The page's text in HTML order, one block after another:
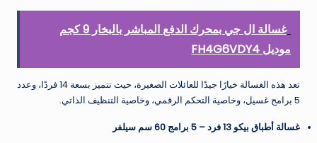
غسالة ال جي بمحرك الدفع المباشر بالبخار 9 كجم
موديل FH4G6VDY4
تعد هذه الغسالة خيارًا جيدًا للعائلات الصغيرة، حيث تتميز بسعة 14 فردًا، وعدد
5 برامج غسيل، وخاصية التحكم الرقمي، وخاصية التنظيف الذاتي.
غسالة أطباق بيكو 13 فرد – 5 برامج 60 سم سيلفر